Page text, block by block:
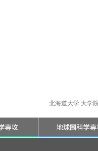
北海道大学 大学